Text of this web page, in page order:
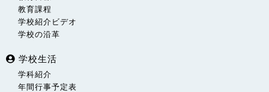
教育課程
学校紹介ビデオ
学校の沿革
学校生活
学科紹介
年間行事予定表